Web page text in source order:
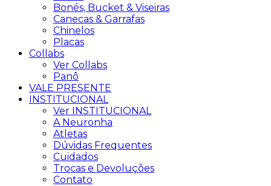
Bonés, Bucket & Viseiras
Canecas & Garrafas
Chinelos
Placas
Collabs
Ver Collabs
Panô
VALE PRESENTE
INSTITUCIONAL
Ver INSTITUCIONAL
A Neuronha
Atletas
Dúvidas Frequentes
Cuidados
Trocas e Devoluções
Contato